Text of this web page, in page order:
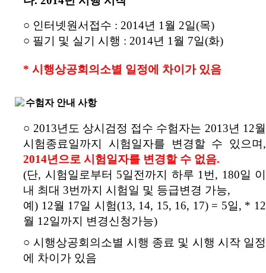
○ 인터넷원서접수 : 2014년 1월 2일(목)
○ 필기 및 실기 시행 : 2014년 1월 7일(화)
* 시행상공회의소별 일정에 차이가 있음
수험자 안내 사항
○ 2013년도 상시검정 접수 수험자는 2013년 12월
시험종료일까지 시험일자를 변경할 수 있으며,
2014년으로 시험일자를 변경할 수 없음.
(단, 시험일로부터 5일전까지 하루 1번, 180일 이
내 최대 3번까지 시험일 및 등급변경 가능,
예) 12월 17일 시험(13, 14, 15, 16, 17) = 5일, * 12
월 12일까지 변경신청가능)
○ 시행상공회의소별 시행 종료 및 시행 시작 일정
에 차이가 있음